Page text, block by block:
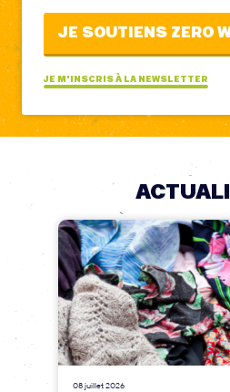
JE SOUTIENS ZERO
JE M'INSCRIS À LA NEWSLETTER
08 juillet 2026